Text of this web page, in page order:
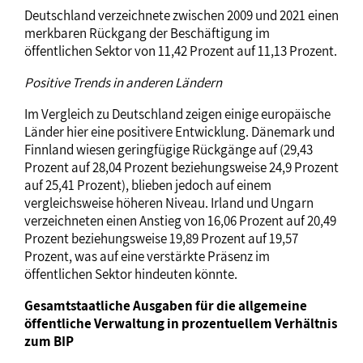
Deutschland verzeichnete zwischen 2009 und 2021 einen
merkbaren Rückgang der Beschäftigung im
öffentlichen Sektor von 11,42 Prozent auf 11,13 Prozent.
Positive Trends in anderen Ländern
Im Vergleich zu Deutschland zeigen einige europäische
Länder hier eine positivere Entwicklung. Dänemark und
Finnland wiesen geringfügige Rückgänge auf (29,43
Prozent auf 28,04 Prozent beziehungsweise 24,9 Prozent
auf 25,41 Prozent), blieben jedoch auf einem
vergleichsweise höheren Niveau. Irland und Ungarn
verzeichneten einen Anstieg von 16,06 Prozent auf 20,49
Prozent beziehungsweise 19,89 Prozent auf 19,57
Prozent, was auf eine verstärkte Präsenz im
öffentlichen Sektor hindeuten könnte.
Gesamtstaatliche Ausgaben für die allgemeine
öffentliche Verwaltung in prozentuellem Verhältnis
zum BIP